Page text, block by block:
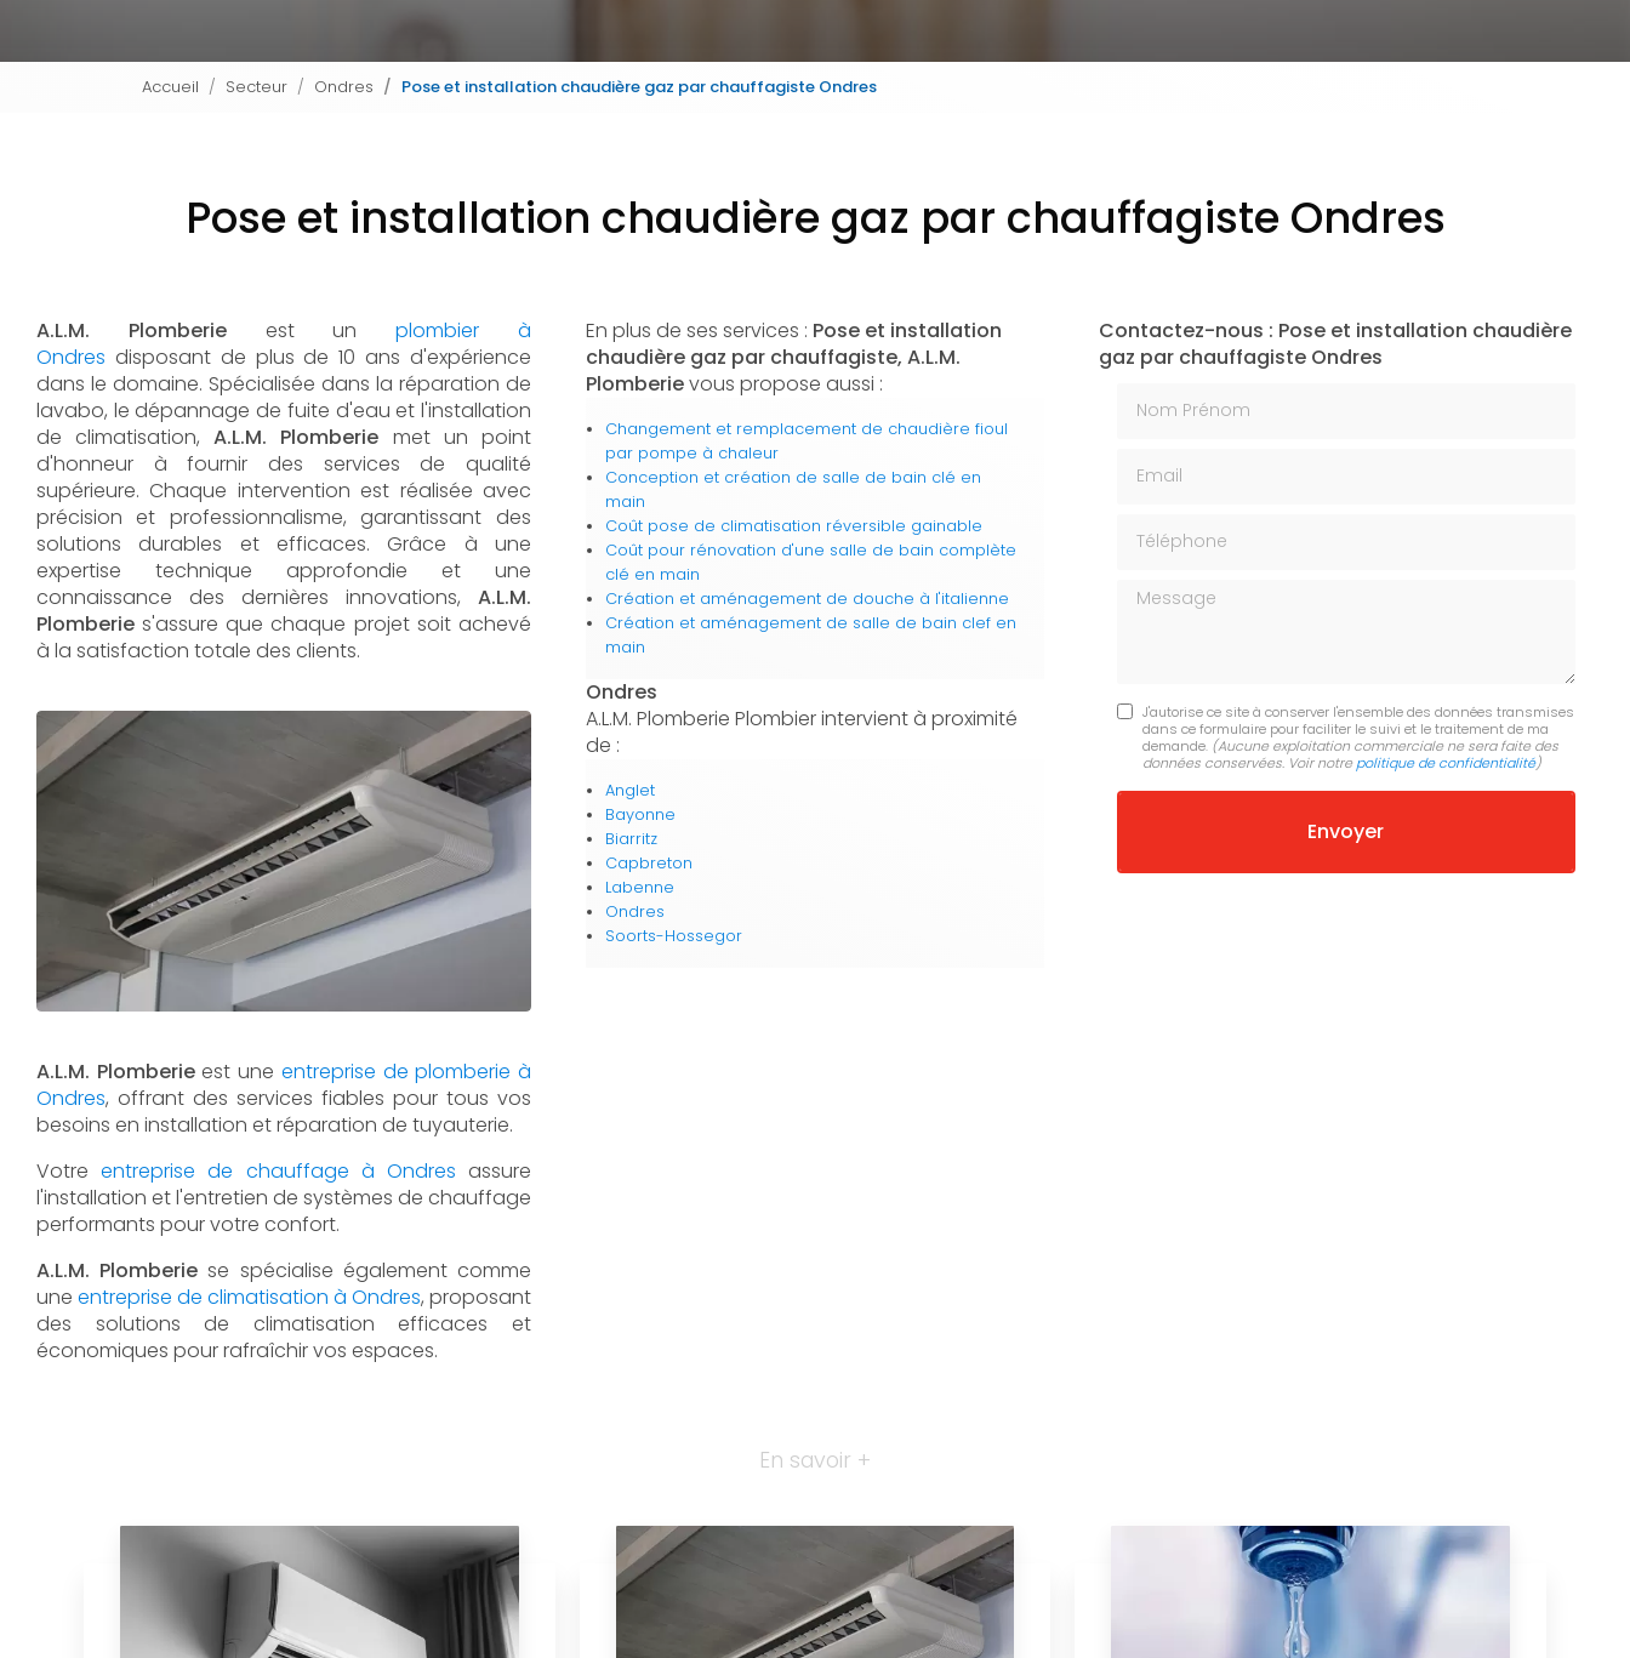
Accueil Secteur Ondres Pose et installation chaudière gaz par chauffagiste Ondres
Pose et installation chaudière gaz par chauffagiste Ondres
A.L.M. Plomberieest unplombier à
Ondres disposant de plus de 10 ans d'expérience
dans le domaine. Spécialisée dans la réparation de
lavabo, le dépannage de fuite d'eau et l'installation
de climatisation,A.L.M. Plomberie met un point
d'honneur à fournir des services de qualité
supérieure. Chaque intervention est réalisée avec
précision et professionnalisme, garantissant des
solutions durables et efficaces. Grâce à une
expertise technique approfondie et une
connaissance des dernières innovations, A.L.M.
Plomberie s'assure que chaque projet soit achevé
à la satisfaction totale des clients.
A.L.M. Plomberieest une entreprise de plomberie à
Ondres, offrant des services fiables pour tous vos
besoins en installation et réparation de tuyauterie.
Votreentreprise de chauffage à Ondres assure
l'installation et l'entretien de systèmes de chauffage
performants pour votre confort.
A.L.M. Plomberie se spécialise également comme
une entreprise de climatisation à Ondres, proposant
des solutions de climatisation efficaces et
économiques pour rafraîchir vos espaces.
En plus de ses services : Pose et installation
chaudière gaz par chauffagiste, A.L.M.
Plomberievous propose aussi :
Changement et remplacement de chaudière fioul
par pompe à chaleur
Conception et création de salle de bain clé en
main
Coût pose de climatisation réversible gainable
Coût pour rénovation d'une salle de bain complète
clé en main
Création et aménagement de douche à l'italienne
Création et aménagement de salle de bain clef en
main
Ondres
A.L.M. Plomberie Plombier intervient à proximité
de :
Anglet
Bayonne
Biarritz
Capbreton
Labenne
Ondres
Soorts-Hossegor
Contactez-nous : Pose et installation chaudière
gaz par chauffagiste Ondres
Message
J'autorise ce site à conserver l'ensemble des données transmises
dans ce formulaire pour faciliter le suivi et le traitement de ma
demande. (Aucune exploitation commerciale ne sera faite des
données conservées. Voir notre politique de confidentialité)
En savoir +